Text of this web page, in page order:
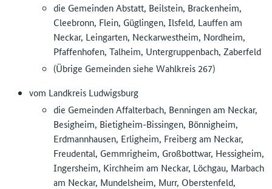
die Gemeinden Abstatt, Beilstein, Brackenheim,
Cleebronn, Flein, Güglingen, Ilsfeld, Lauffen am
Neckar, Leingarten, Neckarwestheim, Nordheim,
Pfaffenhofen, Talheim, Untergruppenbach, Zaberfeld
(Übrige Gemeinden siehe Wahlkreis 267)
vom Landkreis Ludwigsburg
die Gemeinden Affalterbach, Benningen am Neckar,
Besigheim, Bietigheim-Bissingen, Bönnigheim,
Erdmannhausen, Erligheim, Freiberg am Neckar,
Freudental, Gemmrigheim, Großbottwar, Hessigheim,
Ingersheim, Kirchheim am Neckar, Löchgau, Marbach
am Neckar, Mundelsheim, Murr, Oberstenfeld,